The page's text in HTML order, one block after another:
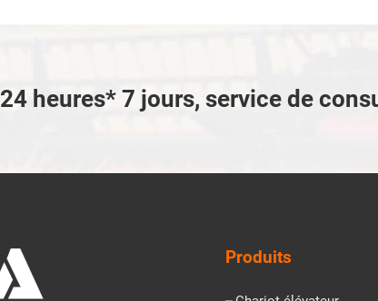
24 heures* 7 jours, service de
Produits